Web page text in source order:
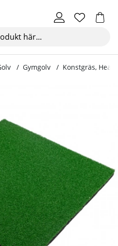
Gymgolv Konstgräs,